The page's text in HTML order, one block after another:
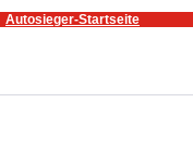
Autosieger-Startseite